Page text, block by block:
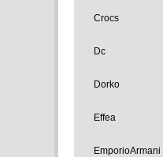
Crocs
Dc
Dorko
Effea
EmporioArmani